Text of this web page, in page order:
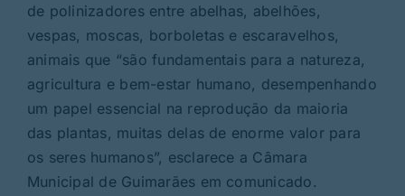
de polinizadores entre abelhas, abelhões,
vespas, moscas, borboletas e escaravelhos,
animais que “são fundamentais para a natureza,
agricultura e bem-estar humano, desempenhando
um papel essencial na reprodução da maioria
das plantas, muitas delas de enorme valor para
os seres humanos”, esclarece a Câmara
Municipal de Guimarães em comunicado.